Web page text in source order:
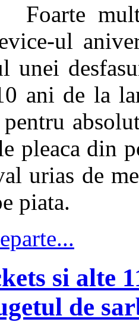
Foarte
ul
unei
ani de la
pleaca din
urias de
piata.
si alte
de